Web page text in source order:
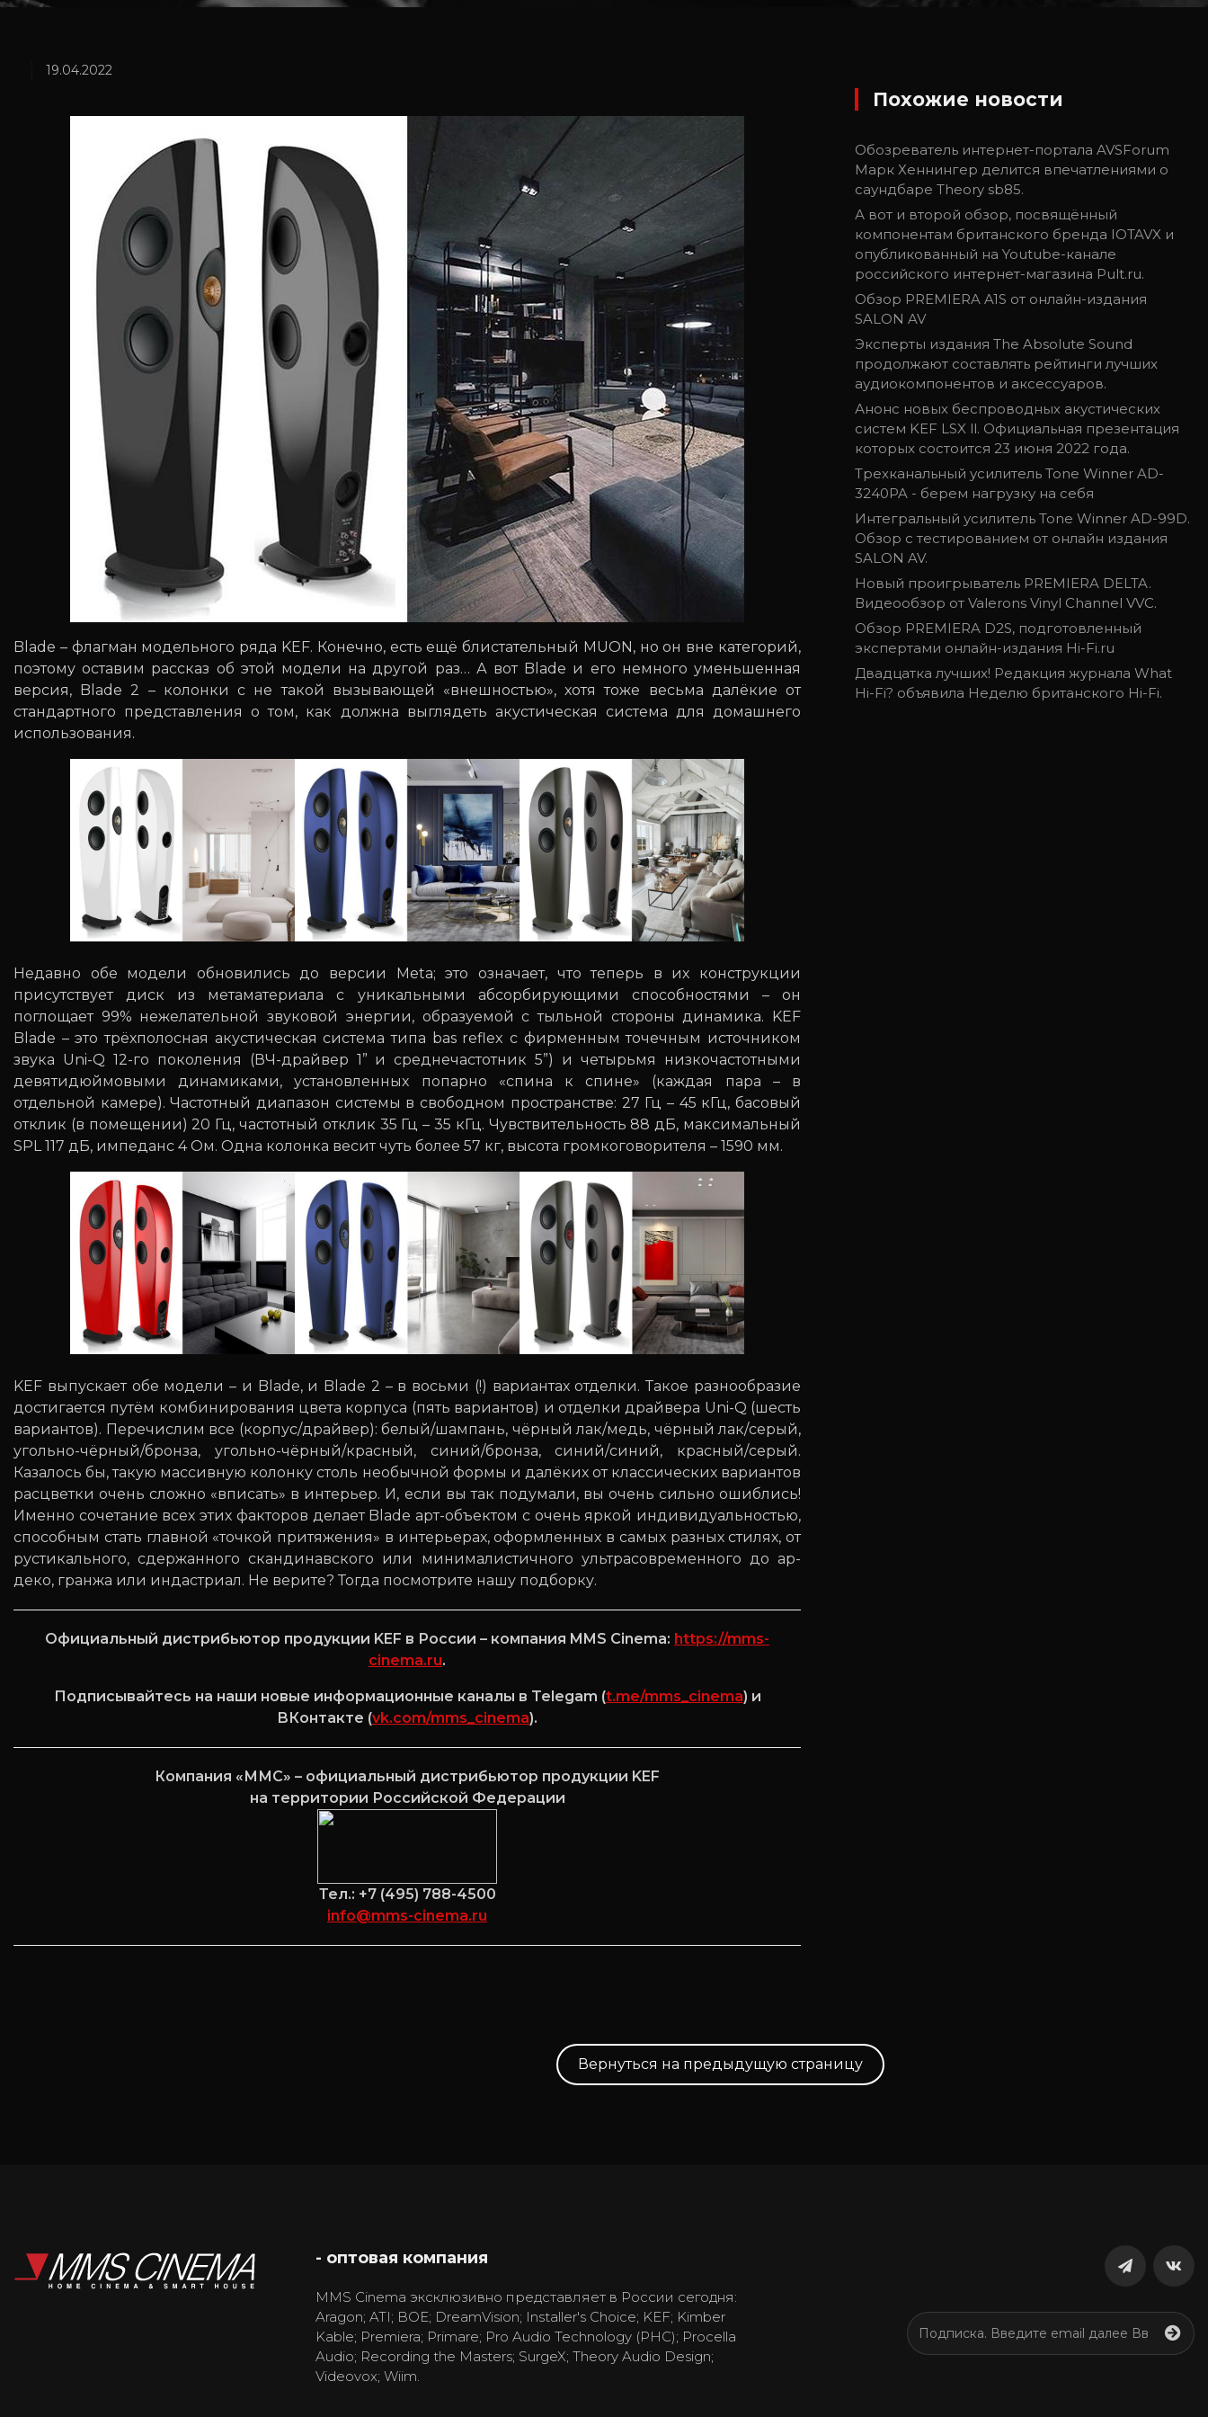
19.04.2022
Blade – флагман модельного ряда KEF. Конечно, есть ещё блистательный MUON, но он вне категорий,
поэтому оставим рассказ об этой модели на другой раз… А вот Blade и его немного уменьшенная
версия, Blade 2 – колонки с не такой вызывающей «внешностью», хотя тоже весьма далёкие от
стандартного представления о том, как должна выглядеть акустическая система для домашнего
использования.
Недавно обе модели обновились до версии Meta; это означает, что теперь в их конструкции
присутствует диск из метаматериала с уникальными абсорбирующими способностями – он
поглощает 99% нежелательной звуковой энергии, образуемой с тыльной стороны динамика. KEF
Blade – это трёхполосная акустическая система типа bas reflex с фирменным точечным источником
звука Uni-Q 12-го поколения (ВЧ-драйвер 1” и среднечастотник 5”) и четырьмя низкочастотными
девятидюймовыми динамиками, установленных попарно «спина к спине» (каждая пара – в
отдельной камере). Частотный диапазон системы в свободном пространстве: 27 Гц – 45 кГц, басовый
отклик (в помещении) 20 Гц, частотный отклик 35 Гц – 35 кГц. Чувствительность 88 дБ, максимальный
SPL 117 дБ, импеданс 4 Ом. Одна колонка весит чуть более 57 кг, высота громкоговорителя – 1590 мм.
KEF выпускает обе модели – и Blade, и Blade 2 – в восьми (!) вариантах отделки. Такое разнообразие
достигается путём комбинирования цвета корпуса (пять вариантов) и отделки драйвера Uni-Q (шесть
вариантов). Перечислим все (корпус/драйвер): белый/шампань, чёрный лак/медь, чёрный лак/серый,
угольно-чёрный/бронза, угольно-чёрный/красный, синий/бронза, синий/синий, красный/серый.
Казалось бы, такую массивную колонку столь необычной формы и далёких от классических вариантов
расцветки очень сложно «вписать» в интерьер. И, если вы так подумали, вы очень сильно ошиблись!
Именно сочетание всех этих факторов делает Blade арт-объектом с очень яркой индивидуальностью,
способным стать главной «точкой притяжения» в интерьерах, оформленных в самых разных стилях, от
рустикального, сдержанного скандинавского или минималистичного ультрасовременного до ар-
деко, гранжа или индастриал. Не верите? Тогда посмотрите нашу подборку.
Официальный дистрибьютор продукции KEF в России – компания MMS Cinema: https://mms-
cinema.ru.
Подписывайтесь на наши новые информационные каналы в Telegam (t.me/mms_cinema) и
ВКонтакте (vk.com/mms_cinema).
Компания «ММС» – официальный дистрибьютор продукции KEF
на территории Российской Федерации
Тел.: +7 (495) 788-4500
info@mms-cinema.ru
Вернуться на предыдущую страницу
Похожие новости
Обозреватель интернет-портала AVSForum
Марк Хеннингер делится впечатлениями о
саундбаре Theory sb85.
А вот и второй обзор, посвящённый
компонентам британского бренда IOTAVX и
опубликованный на Youtube-канале
российского интернет-магазина Pult.ru.
Обзор PREMIERA A1S от онлайн-издания
SALON AV
Эксперты издания The Absolute Sound
продолжают составлять рейтинги лучших
аудиокомпонентов и аксессуаров.
Анонс новых беспроводных акустических
систем KEF LSX ll. Официальная презентация
которых состоится 23 июня 2022 года.
Трехканальный усилитель Tone Winner AD-
3240PA - берем нагрузку на себя
Интегральный усилитель Tone Winner AD-99D.
Обзор с тестированием от онлайн издания
SALON AV.
Новый проигрыватель PREMIERA DELTA.
Видеообзор от Valerons Vinyl Channel VVC.
Обзор PREMIERA D2S, подготовленный
экспертами онлайн-издания Hi-Fi.ru
Двадцатка лучших! Редакция журнала What
Hi-Fi? объявила Неделю британского Hi-Fi.
- оптовая компания
MMS Cinema эксклюзивно представляет в России сегодня:
Aragon; ATI; BOE; DreamVision; Installer's Choice; KEF; Kimber
Kable; Premiera; Primare; Pro Audio Technology (PHC); Procella
Audio; Recording the Masters; SurgeX; Theory Audio Design;
Videovox; Wiim.